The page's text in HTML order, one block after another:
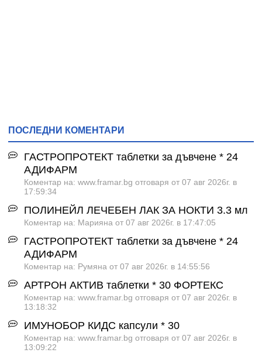
ПОСЛЕДНИ КОМЕНТАРИ
ГАСТРОПРОТЕКТ таблетки за дъвчене * 24
АДИФАРМ
Коментар на: www.framar.bg отговаря от 07 авг 2026г. в
17:59:34
ПОЛИНЕЙЛ ЛЕЧЕБЕН ЛАК ЗА НОКТИ 3.3 мл
Коментар на: Марияна от 07 авг 2026г. в 17:47:05
ГАСТРОПРОТЕКТ таблетки за дъвчене * 24
АДИФАРМ
Коментар на: Румяна от 07 авг 2026г. в 14:55:56
АРТРОН АКТИВ таблетки * 30 ФОРТЕКС
Коментар на: www.framar.bg отговаря от 07 авг 2026г. в
13:18:32
ИМУНОБОР КИДС капсули * 30
Коментар на: www.framar.bg отговаря от 07 авг 2026г. в
13:09:22